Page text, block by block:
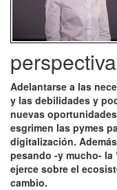
Adelantarse a las
y las debilidades y
nuevas
esgrimen las pymes
digitalización.
pesando -y mucho- la
ejerce sobre el
cambio.